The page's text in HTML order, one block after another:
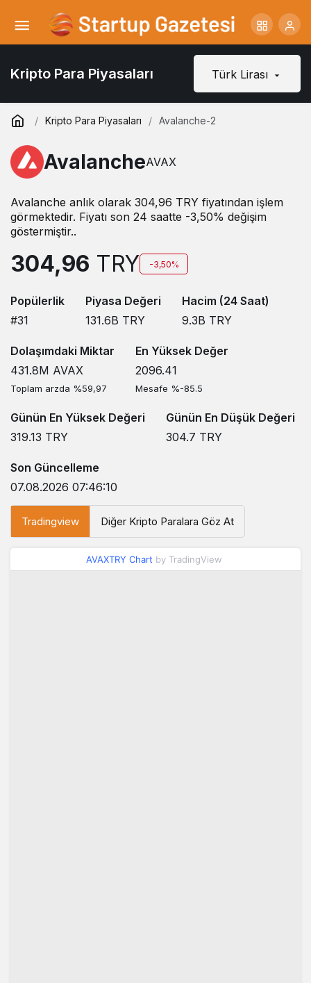
Kripto Para Piyasaları Türk Lirası
Kripto Para Piyasaları Avalanche-2
AvalancheAVAX
Avalanche anlık olarak 304,96 TRY fiyatından işlem
görmektedir. Fiyatı son 24 saatte -3,50% değişim
göstermiştir..
304,96 TRY -3,50%
Popülerlik
#31
Piyasa Değeri
131.6B TRY
Hacim (24 Saat)
9.3B TRY
Dolaşımdaki Miktar
431.8M AVAX
Toplam arzda %59,97
En Yüksek Değer
2096.41
Mesafe %-85.5
Günün En Yüksek Değeri
319.13 TRY
Günün En Düşük Değeri
304.7 TRY
Son Güncelleme
07.08.2026 07:46:10
Tradingview Diğer Kripto Paralara Göz At
AVAXTRY Chart by TradingView